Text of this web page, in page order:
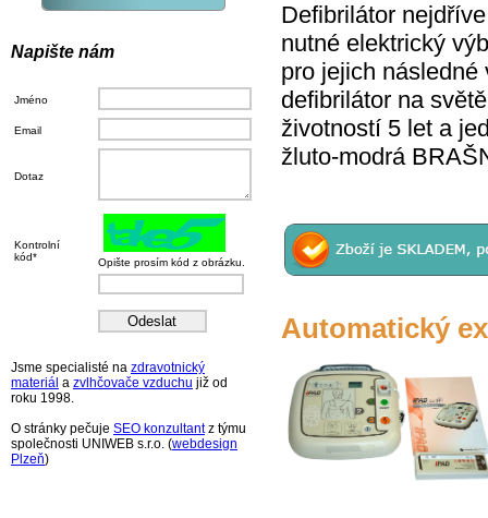
Napište nám
Jméno
Email
Dotaz
Kontrolní
kód*
Opište prosím kód z obrázku.
Jsme specialisté na zdravotnický
materiál a zvlhčovače vzduchu již od
roku 1998.
O stránky pečuje SEO konzultantz týmu
společnosti UNIWEB s.r.o. (webdesign
Plzeň)
Defibrilátor
nutné elektrický
pro jejich
defibrilátor na
životností 5 let a
žluto-modrá
Automatický